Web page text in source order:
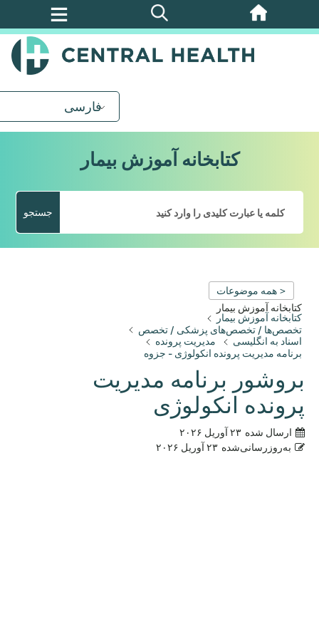
پرش
فارسی
کتابخانه آموزش بیمار
جستجو
< همه موضوعات
کتابخانه آموزش بیمار
کتابخانه آموزش بیمار
تخصص‌ها / تخصص‌های پزشکی / تخصص
اسناد به انگلیسی
مدیریت پرونده
برنامه مدیریت پرونده انکولوژی - جزوه
بروشور برنامه مدیریت
پرونده انکولوژی
ارسال شده ۲۳ آوریل ۲۰۲۶
به‌روزرسانی‌شده ۲۳ آوریل ۲۰۲۶